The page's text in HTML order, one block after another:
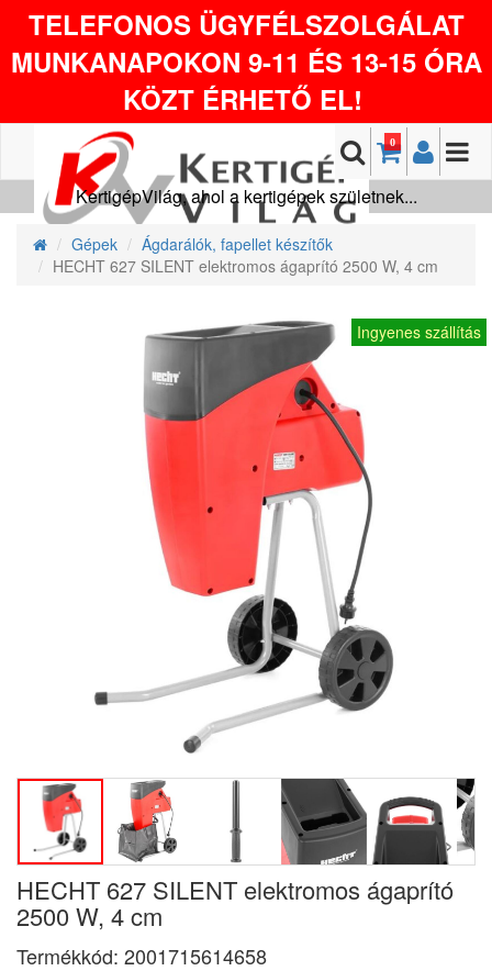
TELEFONOS ÜGYFÉLSZOLGÁLAT
MUNKANAPOKON 9-11 ÉS 13-15 ÓRA
KÖZT ÉRHETŐ EL!
0
KertigépVilág, ahol a kertigépek születnek...
Gépek
Ágdarálók, fapellet készítők
HECHT 627 SILENT elektromos ágaprító 2500 W, 4 cm
Ingyenes szállítás
HECHT 627 SILENT elektromos ágaprító
2500 W, 4 cm
Termékkód: 2001715614658